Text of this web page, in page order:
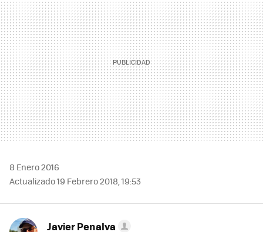
8 Enero 2016
Actualizado 19 Febrero 2018, 19:53
Javier Penalva